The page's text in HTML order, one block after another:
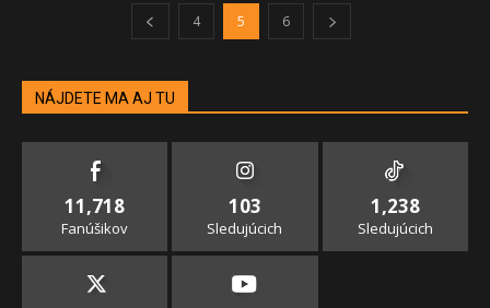
4 5 6
NÁJDETE MA AJ TU
11,718
Fanúšikov
103
Sledujúcich
1,238
Sledujúcich